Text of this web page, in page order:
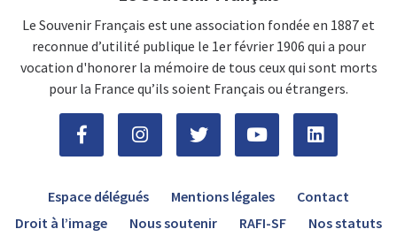
Le Souvenir Français est une association fondée en 1887 et
reconnue d’utilité publique le 1er février 1906 qui a pour
vocation d'honorer la mémoire de tous ceux qui sont morts
pour la France qu’ils soient Français ou étrangers.
Espace délégués Mentions légales
Contact
Droit à l’image
Nous soutenir RAFI-SF Nos statuts